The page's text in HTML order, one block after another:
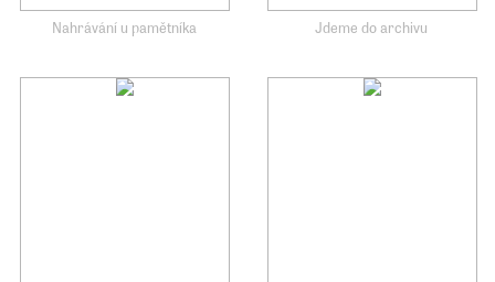
Nahrávání u pamětníka Jdeme do archivu